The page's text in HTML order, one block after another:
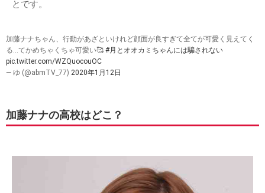
とです。
加藤ナナちゃん、行動があざといけれど顔面が良すぎて全てが可愛く見えてく
る…てかめちゃくちゃ可愛い🥰 #月とオオカミちゃんには騙されない
pic.twitter.com/WZQuocouOC
— ゆ (@abmTV_77) 2020年1月12日
加藤ナナの高校はどこ？